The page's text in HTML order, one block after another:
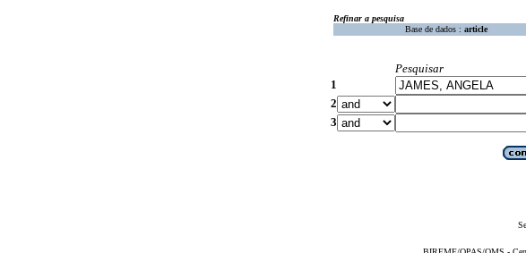
Refinar a pesquisa
Base de dados : article
Pesquisar
1
2
3